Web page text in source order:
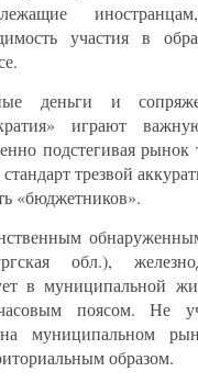
участия в
деньги и
играют
подстегивая рынок
стандарт трезвой
«бюджетников».
обл.),
в муниципальной
поясом. Не
муниципальном
образом.